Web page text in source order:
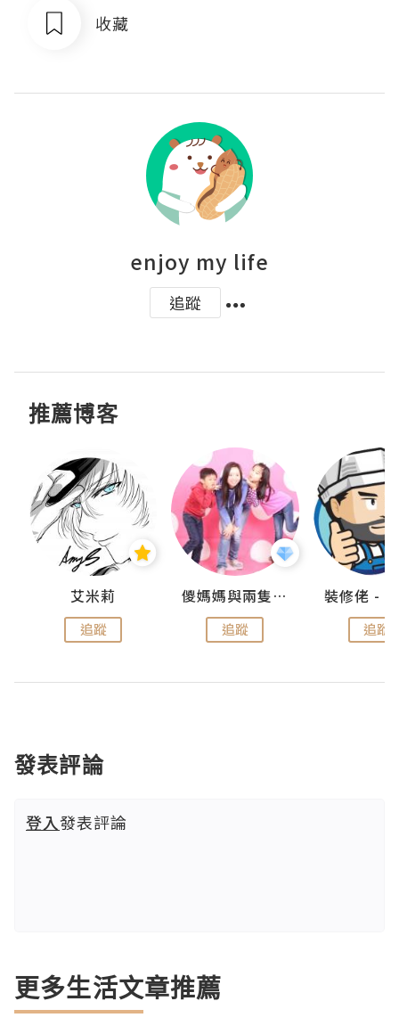
收藏
enjoy my life
追蹤
推薦博客
艾米莉
追蹤
儍媽媽與兩隻小魔怪之家
追蹤 追蹤
發表評論
登入發表評論
更多生活文章推薦